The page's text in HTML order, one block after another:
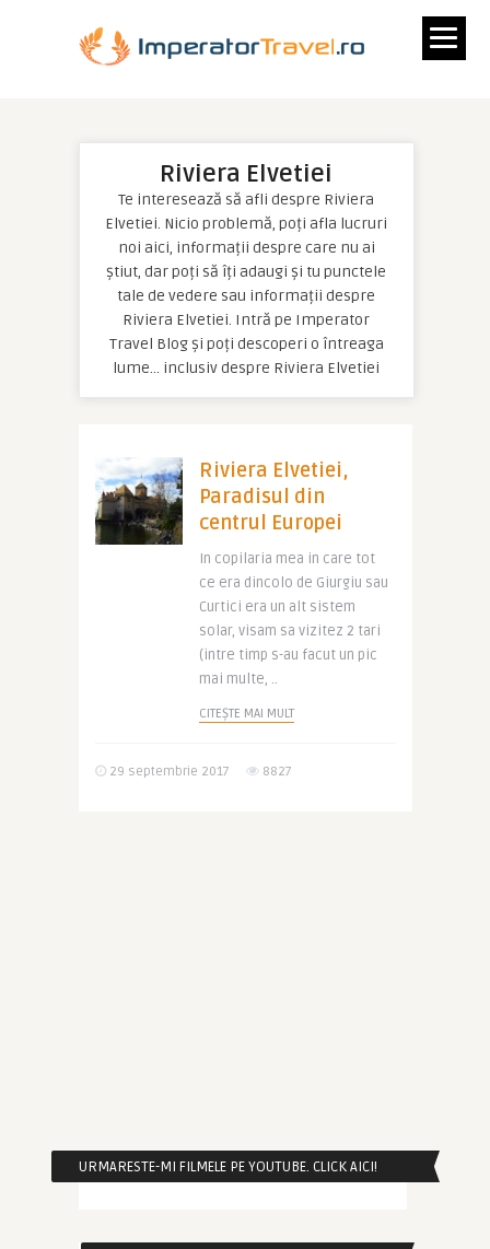
Riviera Elvetiei
Te interesează să afli despre Riviera
Elvetiei. Nicio problemă, poți afla lucruri
noi aici, informații despre care nu ai
știut, dar poți să îți adaugi și tu punctele
tale de vedere sau informații despre
Riviera Elvetiei. Intră pe Imperator
Travel Blog și poți descoperi o întreaga
lume… inclusiv despre Riviera Elvetiei
Riviera Elvetiei,
Paradisul din
centrul Europei
In copilaria mea in care tot
ce era dincolo de Giurgiu sau
Curtici era un alt sistem
solar, visam sa vizitez 2 tari
(intre timp s-au facut un pic
mai multe, ..
CITEȘTE MAI MULT
29 septembrie 2017 8827
URMARESTE-MI FILMELE PE YOUTUBE. CLICK AICI!